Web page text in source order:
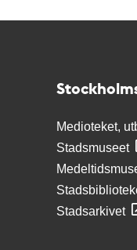
Medioteket,
Stadsmuseet
Stadsarkivet